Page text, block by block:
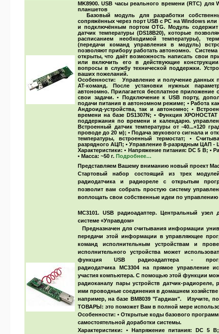
MK8900. USB часы реального времени (RTC)
планшетов
Базовый модуль для разработки
сопряжённых через порт USB с РС на Windows
и подключённым портом OTG. Модуль
датчик температуры (DS18B20), которые
расписанием необходимой температуры),
(передачи команд управления в модуль)
позволяют прибору работать автономно.
открыты, что даёт возможность написать свои
или включить его в действующие
вопросы в службу технической поддержки.
ваших пожеланий.
Особенности: Управление и получение данных
AT-команд. После установки нужных
автономно. Прилагается бесплатное
свои задачи. • Подключение к USB порту,
подачи питания в автономном режиме; • Работа
Андроид-устройства, так и автономно; •
времени на базе DS1307N; • Функция ХРОНОСТАТ
поддержания по времени и календарю.
Встроенный датчик температуры от -40...+120
проводе до 20 м); • Подача звукового сигнала и
температуры, встроенный термостат; •
разрядного АЦП; • Управление 8-разрядным ЦАП -
Характеристики: • Напряжение питания: DC 5 B; •
• Масса: ~50 г. Подробнее…
Представляем Вашему вниманию новый проект
Стартовый набор состоящий из трех
радиодатчика и радиореле с открытым
позволит вам собрать простую систему
воплощать свои собственные идеи по
MC3101. USB радиоадаптер. Центральный
системе «Управдом»
Предназначен для считывания информации
передачи этой информации в управляющее
команд исполнительным устройствам и
исполнительного устройства может
функция USB радиоадаптера -
радиодатчика
MC3304на прямое управление
участия компьютера. С помощью этой функции
радиоканалу пары устройств датчик-
ими проводные соединения в домашнем
например, на базе BM8039 "Гардиан". Изучите,
ТОВАРЫ : это поможет Вам в полной мере
Особенности: • Открытые коды базового
самостоятельной доработки системы.
Характеристики: • Напряжение питания: DC 5